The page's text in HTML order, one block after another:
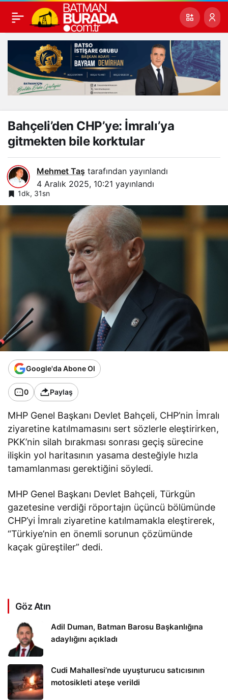
Bahçeli’den CHP’ye: İmralı’ya
gitmekten bile korktular
Mehmet Taş tarafından yayınlandı
4 Aralık 2025, 10:21 yayınlandı
1dk, 31sn
Google'da Abone Ol
0 Paylaş
MHP Genel Başkanı Devlet Bahçeli, CHP’nin İmralı
ziyaretine katılmamasını sert sözlerle eleştirirken,
PKK’nin silah bırakması sonrası geçiş sürecine
ilişkin yol haritasının yasama desteğiyle hızla
tamamlanması gerektiğini söyledi.
MHP Genel Başkanı Devlet Bahçeli, Türkgün
gazetesine verdiği röportajın üçüncü bölümünde
CHP’yi İmralı ziyaretine katılmamakla eleştirerek,
“Türkiye’nin en önemli sorunun çözümünde
kaçak güreştiler” dedi.
Göz Atın
Adil Duman, Batman Barosu Başkanlığına
adaylığını açıkladı
Cudi Mahallesi’nde uyuşturucu satıcısının
motosikleti ateşe verildi